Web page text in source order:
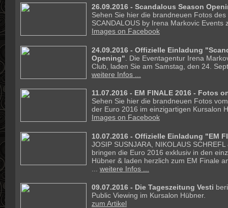
26.09.2016 - Scandalous Season
Sehen Sie hier die brandneuen Fotos
SCANDALOUS by Irena Markovic Events
Images on Facebook
24.09.2016 - Offizielle Einladung
Opening" . Die Eventagentur Irena
Club, laden Sie am Samstag, den 24.
weitere Infos ...
11.07.2016 - EM FINALE 2016 - Fotos
Sehen Sie hier die brandneuen Fotos
der Euro 2016 im einzigartigen Kursalon
Images on Facebook
10.07.2016 - Offizielle Einladung "EM
JOSIP SUSNJARA, NIKOLAUS
bringen die Euro 2016 exklusiv in den
Hübner & laden herzlich zum EM Finale
weitere Infos ...
09.07.2016 - Die Tageszeitung Vesti
Public Viewing im Kursalon Hübner.
zum Artikel